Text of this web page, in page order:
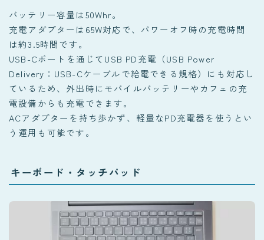
バッテリー容量は50Whr。
充電アダプターは65W対応で、パワーオフ時の充電時間
は約3.5時間です。
USB-Cポートを通じてUSB PD充電（USB Power
Delivery：USB-Cケーブルで給電できる規格）にも対応し
ているため、外出時にモバイルバッテリーやカフェの充
電設備からも充電できます。
ACアダプターを持ち歩かず、軽量なPD充電器を使うとい
う運用も可能です。
キーボード・タッチパッド